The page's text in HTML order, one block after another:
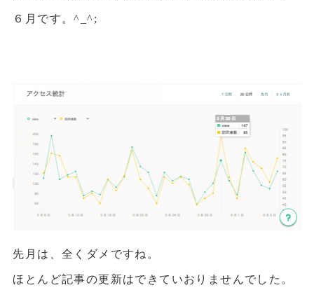
６月です。^_^;
先月は、全くダメですね。
ほとんど記事の更新はできていおりませんでした。